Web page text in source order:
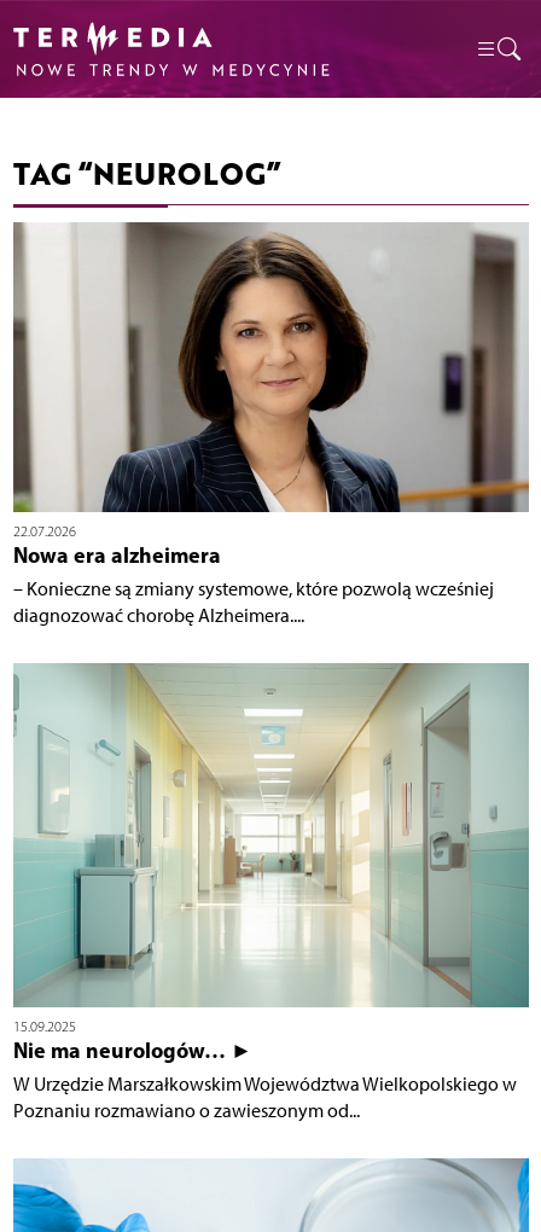
TAG “NEUROLOG”
22.07.2026
Nowa era alzheimera
– Konieczne są zmiany systemowe, które pozwolą wcześniej
diagnozować chorobę Alzheimera....
15.09.2025
Nie ma neurologów… ►
W Urzędzie Marszałkowskim Województwa Wielkopolskiego w
Poznaniu rozmawiano o zawieszonym od...